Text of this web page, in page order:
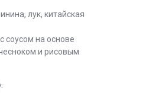
лук, китайская
соусом на основе
и рисовым